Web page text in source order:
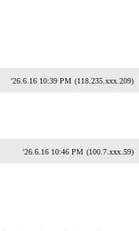
'26.6.16 10:39 PM (118.235.xxx.209)
'26.6.16 10:46 PM (100.7.xxx.59)